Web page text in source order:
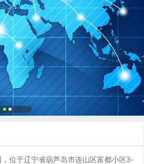
于辽宁省葫芦岛市连山区富都小区3-